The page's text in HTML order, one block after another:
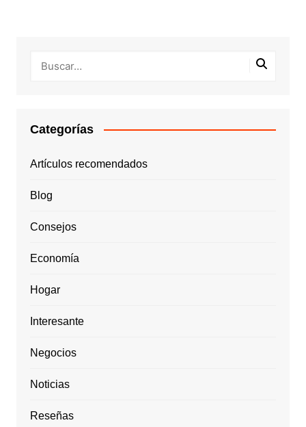
Categorías
Artículos recomendados
Blog
Consejos
Economía
Hogar
Interesante
Negocios
Noticias
Reseñas